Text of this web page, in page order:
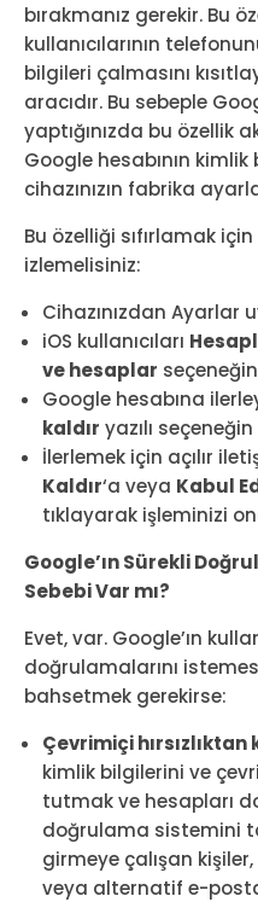
bırakmanız gerekir. Bu
kullanıcılarının
bilgileri çalmasını
aracıdır. Bu sebeple
yaptığınızda bu özellik
Google hesabının
cihazınızın fabrika
Bu özelliği sıfırlamak
izlemelisiniz:
Cihazınızdan Ayarlar
iOS kullanıcıları
ve hesaplar
Google hesabına
kaldır yazılı
İlerlemek için açılır
Kaldır‘a veya Kabul
tıklayarak işleminizi
Google’ın Sürekli
Sebebi Var mı?
Evet, var. Google’ın
doğrulamalarını
bahsetmek gerekirse:
Çevrimiçi
kimlik bilgilerini ve
tutmak ve hesapları
doğrulama sistemini
girmeye çalışan
veya alternatif e-